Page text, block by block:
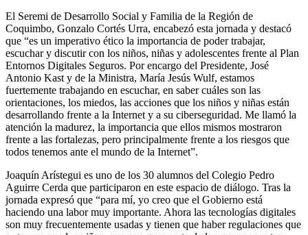
El Seremi de Desarrollo Social y Familia de la Región de
Coquimbo, Gonzalo Cortés Urra, encabezó esta jornada y destacó
que “es un imperativo ético la importancia de poder trabajar,
escuchar y discutir con los niños, niñas y adolescentes frente al Plan
Entornos Digitales Seguros. Por encargo del Presidente, José
Antonio Kast y de la Ministra, María Jesús Wulf, estamos
fuertemente trabajando en escuchar, en saber cuáles son las
orientaciones, los miedos, las acciones que los niños y niñas están
desarrollando frente a la Internet y a su ciberseguridad. Me llamó la
atención la madurez, la importancia que ellos mismos mostraron
frente a las fortalezas, pero principalmente frente a los riesgos que
todos tenemos ante el mundo de la Internet”.
Joaquín Arístegui es uno de los 30 alumnos del Colegio Pedro
Aguirre Cerda que participaron en este espacio de diálogo. Tras la
jornada expresó que “para mí, yo creo que el Gobierno está
haciendo una labor muy importante. Ahora las tecnologías digitales
son muy frecuentemente usadas y tienen que haber regulaciones que